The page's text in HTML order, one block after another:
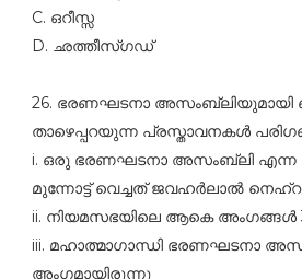
C. ഒറീസ്സ
D. ഛത്തീസ്ഗഡ്‌
26. ഭരണഘടനാ അസംബ്ലിയുമായി
താഴെപ്പറയുന്ന പ്രസ്താവനകള്‍
i. ഒരു ഭരണഘടനാ അസംബ്ലി
മുന്നോട്ട്‌ വെച്ചത്‌ ജവഹര്‍ലാല്‍
ii. നിയമസഭയിലെ ആകെ
iii. മഹാത്മാഗാന്ധി ഭരണഘടനാ
അംഗമായിരുന്നു